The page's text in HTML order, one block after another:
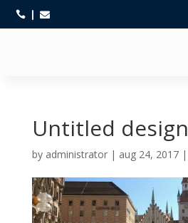
 
Untitled design
by administrator| aug 24, 2017|